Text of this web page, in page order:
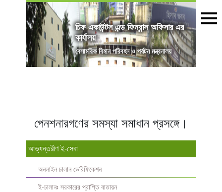
চিফ একাউন্টস এন্ড ফিন্যান্স অফিসার এর
কার্যালয়
বেসামরিক বিমান পরিবহন ও পর্যটন মন্ত্রনালয়
পেনশনারগণের সমস্যা সমাধান প্রসঙ্গে।
আভ্যন্তরীণ ই-সেবা
অনলাইন চালান ভেরিফিকেশন
ই-চালানঃ সরকারের প্রাপ্তি বাতায়ন